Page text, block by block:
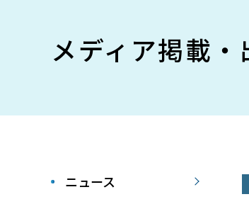
メディア掲載・
ニュース